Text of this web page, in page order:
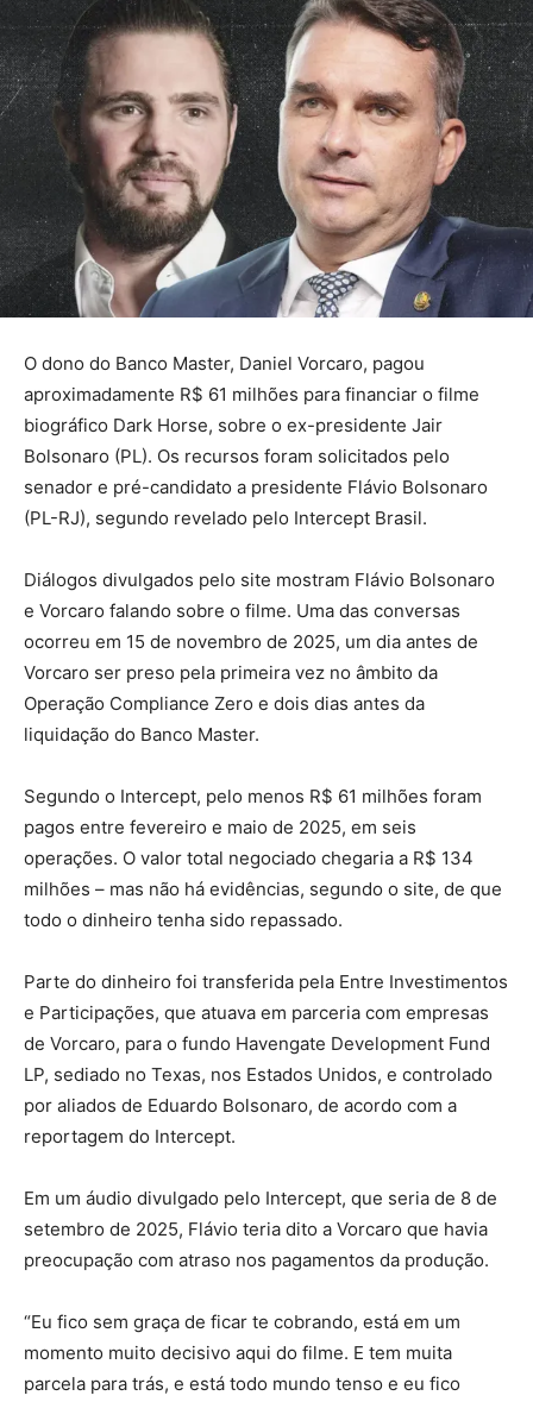
O dono do Banco Master, Daniel Vorcaro, pagou
aproximadamente R$ 61 milhões para financiar o filme
biográfico Dark Horse, sobre o ex-presidente Jair
Bolsonaro (PL). Os recursos foram solicitados pelo
senador e pré-candidato a presidente Flávio Bolsonaro
(PL-RJ), segundo revelado pelo Intercept Brasil.
Diálogos divulgados pelo site mostram Flávio Bolsonaro
e Vorcaro falando sobre o filme. Uma das conversas
ocorreu em 15 de novembro de 2025, um dia antes de
Vorcaro ser preso pela primeira vez no âmbito da
Operação Compliance Zero e dois dias antes da
liquidação do Banco Master.
Segundo o Intercept, pelo menos R$ 61 milhões foram
pagos entre fevereiro e maio de 2025, em seis
operações. O valor total negociado chegaria a R$ 134
milhões – mas não há evidências, segundo o site, de que
todo o dinheiro tenha sido repassado.
Parte do dinheiro foi transferida pela Entre Investimentos
e Participações, que atuava em parceria com empresas
de Vorcaro, para o fundo Havengate Development Fund
LP, sediado no Texas, nos Estados Unidos, e controlado
por aliados de Eduardo Bolsonaro, de acordo com a
reportagem do Intercept.
Em um áudio divulgado pelo Intercept, que seria de 8 de
setembro de 2025, Flávio teria dito a Vorcaro que havia
preocupação com atraso nos pagamentos da produção.
“Eu fico sem graça de ficar te cobrando, está em um
momento muito decisivo aqui do filme. E tem muita
parcela para trás, e está todo mundo tenso e eu fico